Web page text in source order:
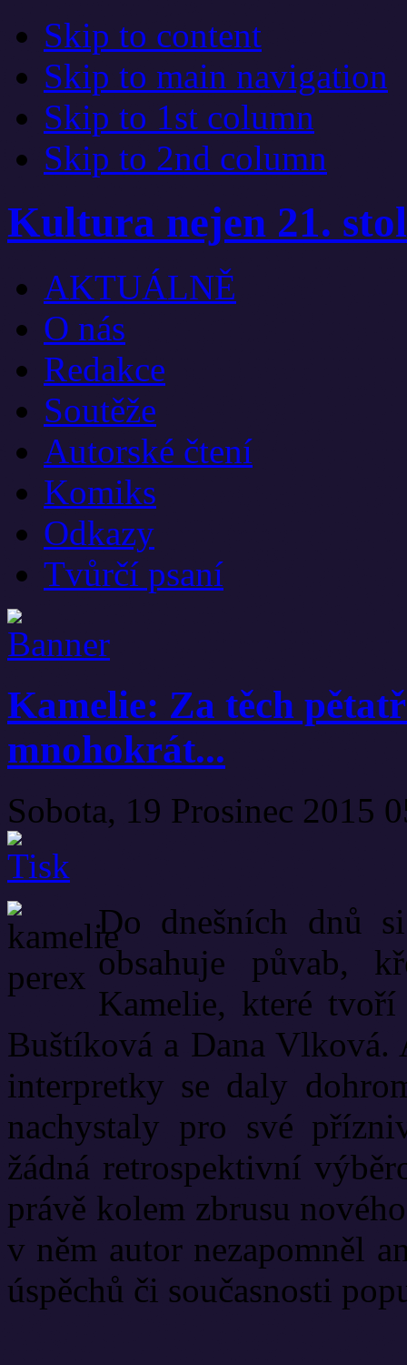
Skip to content
Skip to main navigation
Skip to 1st column
Skip to 2nd column
Kultura nejen 21.
AKTUÁLNĚ
O nás
Redakce
Soutěže
Autorské čtení
Komiks
Odkazy
Tvůrčí psaní
Kamelie: Za těch
mnohokrát...
Sobota, 19 Prosinec 2015
Do dnešních dnů
obsahuje půvab,
Kamelie, které
Buštíková a Dana
interpretky se daly
nachystaly pro své
žádná retrospektivní
právě kolem zbrusu
v něm autor nezapomněl
úspěchů či současnosti